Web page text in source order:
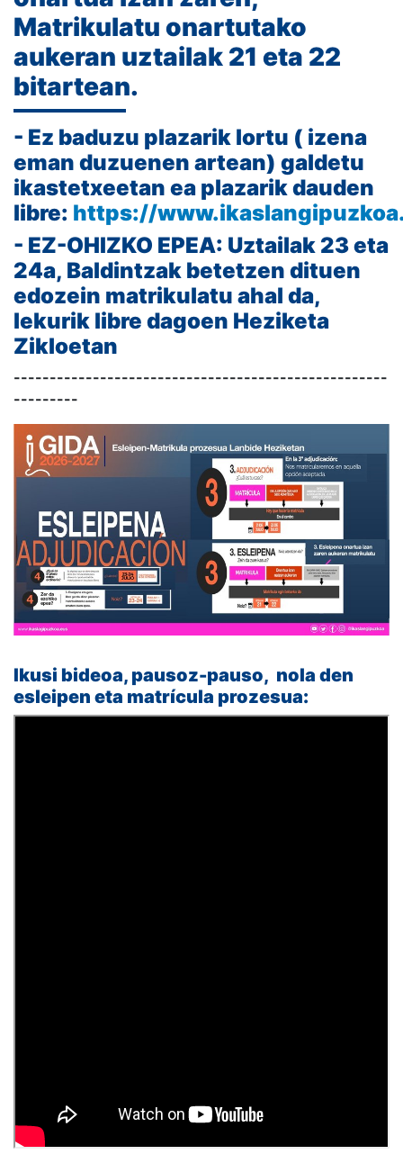
Matrikulatu onartutako
aukeran uztailak 21 eta 22
bitartean.
- Ez baduzu plazarik lortu ( izena
eman duzuenen artean) galdetu
ikastetxeetan ea plazarik dauden
libre: https://
- EZ-OHIZKO EPEA: Uztailak 23 eta
24a, Baldintzak betetzen dituen
edozein matrikulatu ahal da,
lekurik libre dagoen Heziketa
Zikloetan
----------------------------------------------------
---------
Ikusi bideoa, pausoz-pauso, nola den
esleipen eta matrícula prozesua: